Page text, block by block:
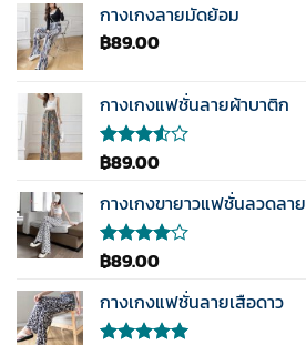
กางเกงลายมัดย้อม
฿89.00
กางเกงแฟชั่นลายผ้าบาติก
ให้
ตั้งแต่
1-5
฿89.00
กางเกงขายาวแฟชั่นลวดลาย
ให้
ตั้งแต่ 1-
5
฿89.00
กางเกงแฟชั่นลายเสือดาว